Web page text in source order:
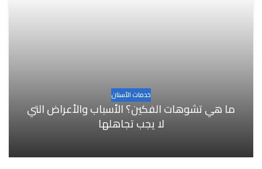
خدمات الأسنان
ما هي تشوهات الفكين؟ الأسباب والأعراض التي
لا يجب تجاهلها